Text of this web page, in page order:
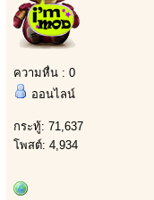
ความหื่น : 0
ออนไลน์
กระทู้: 71,637
โพสต์: 4,934